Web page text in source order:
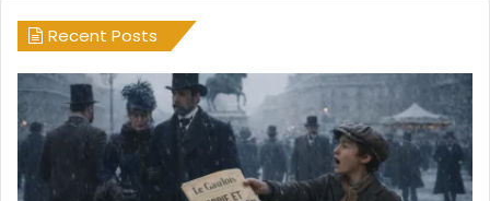
Recent Posts